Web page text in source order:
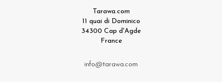
Tarawa.com
11 quai di Dominico
34300 Cap d'Agde
France
info@tarawa.com